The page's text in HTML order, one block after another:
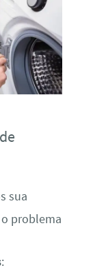
sua
problema
: